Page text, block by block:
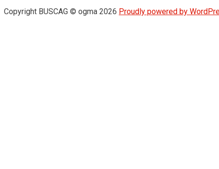
Copyright BUSCAG © ogma 2026 Proudly powered by